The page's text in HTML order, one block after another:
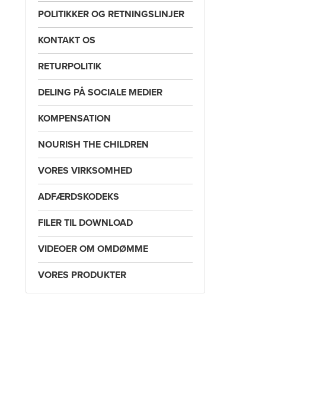
POLITIKKER OG RETNINGSLINJER
KONTAKT OS
RETURPOLITIK
DELING PÅ SOCIALE MEDIER
KOMPENSATION
NOURISH THE CHILDREN
VORES VIRKSOMHED
ADFÆRDSKODEKS
FILER TIL DOWNLOAD
VIDEOER OM OMDØMME
VORES PRODUKTER